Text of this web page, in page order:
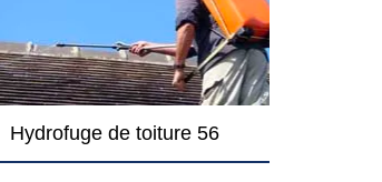
Hydrofuge de toiture 56